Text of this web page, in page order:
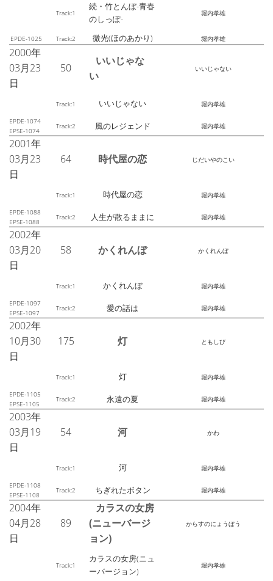
Track:1
続・竹とんぼ-青春
のしっぽ-
堀内孝雄
EPDE-1025 Track:2 微光(ほのあかり) 堀内孝雄
2000年
03月23
日
50
いいじゃな
い
いいじゃない
Track:1 いいじゃない 堀内孝雄
EPDE-1074
EPSE-1074
Track:2 風のレジェンド 堀内孝雄
2001年
03月23
日
64 時代屋の恋 じだいやのこい
Track:1 時代屋の恋 堀内孝雄
EPDE-1088
EPSE-1088
Track:2 人生が散るままに 堀内孝雄
2002年
03月20
日
58 かくれんぼ かくれんぼ
Track:1 かくれんぼ 堀内孝雄
EPDE-1097
EPSE-1097
Track:2 愛の話は 堀内孝雄
2002年
10月30
日
175 灯 ともしび
Track:1 灯 堀内孝雄
EPDE-1105
EPSE-1105
Track:2 永遠の夏 堀内孝雄
2003年
03月19
日
54 河 かわ
Track:1 河 堀内孝雄
EPDE-1108
EPSE-1108
Track:2 ちぎれたボタン 堀内孝雄
2004年
04月28
日
89
カラスの女房
(ニューバージ
ョン)
からすのにょうぼう
Track:1
カラスの女房(ニュ
ーバージョン)
堀内孝雄